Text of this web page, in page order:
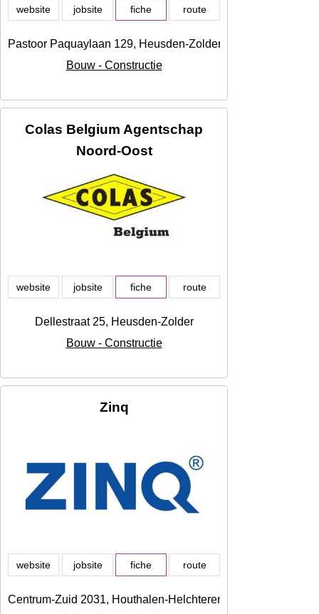
website jobsite fiche route
Pastoor Paquaylaan 129, Heusden-Zolder
Bouw - Constructie
Colas Belgium Agentschap
Noord-Oost
website jobsite fiche route
Dellestraat 25, Heusden-Zolder
Bouw - Constructie
Zinq
website jobsite fiche route
Centrum-Zuid 2031, Houthalen-Helchteren